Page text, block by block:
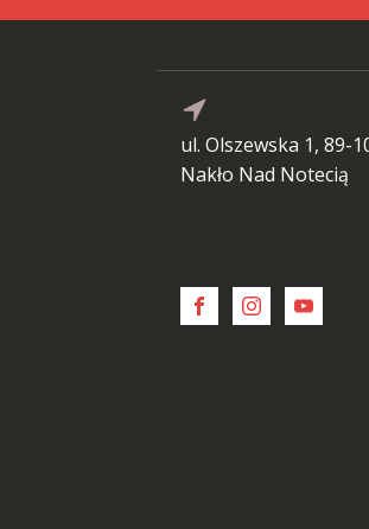
ul. Olszewska 1, 89-
Nakło Nad Notecią